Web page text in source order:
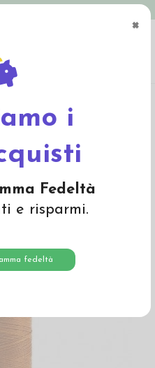
×
i
Fedeltà
e risparmi.
fedeltà